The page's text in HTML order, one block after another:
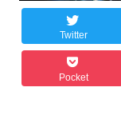
Twitter
Pocket